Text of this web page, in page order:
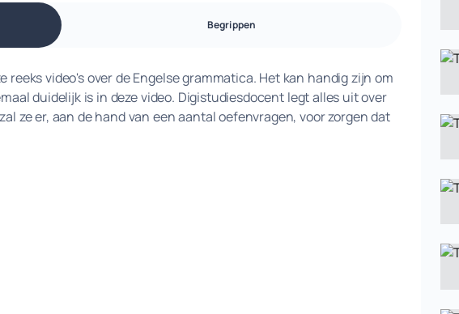
Begrippen
video's over de Engelse grammatica. Het kan handig zijn om
duidelijk is in deze video. Digistudiesdocent legt alles uit over
ze er, aan de hand van een aantal oefenvragen, voor zorgen dat